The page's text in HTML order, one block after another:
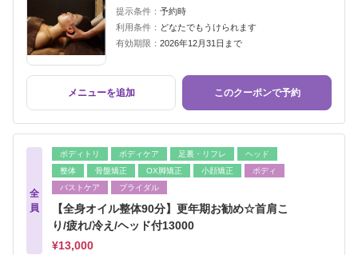
提示条件： 予約時
利用条件： どなたでもうけられます
有効期限： 2026年12月31日まで
メニューを追加 このクーポンで予約
全
員
ボディトリ ボディケア 足裏・リフレ
ヘッド
整体
骨盤矯正 OX脚矯正 小顔矯正
ボディ
バストケア
ブライダル
【全身オイル整体90分】更年期お勧め☆首肩こ
り/疲れ/冷え/ヘッド付13000
¥13,000